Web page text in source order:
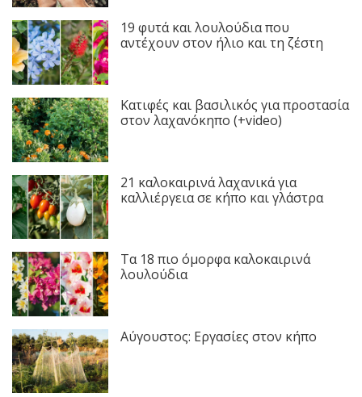
19 φυτά και λουλούδια που
αντέχουν στον ήλιο και τη ζέστη
Κατιφές και βασιλικός για προστασία
στον λαχανόκηπο (+video)
21 καλοκαιρινά λαχανικά για
καλλιέργεια σε κήπο και γλάστρα
Τα 18 πιο όμορφα καλοκαιρινά
λουλούδια
Αύγουστος: Εργασίες στον κήπο